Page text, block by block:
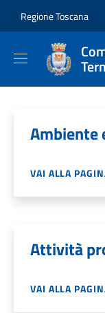
Regione Toscana
Ambiente
VAI ALLA
Attività
VAI ALLA